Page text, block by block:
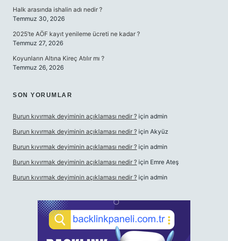
Halk arasında ishalin adı nedir ?
Temmuz 30, 2026
2025’te AÖF kayıt yenileme ücreti ne kadar ?
Temmuz 27, 2026
Koyunların Altına Kireç Atılır mı ?
Temmuz 26, 2026
SON YORUMLAR
Burun kıvırmak deyiminin açıklaması nedir ? için admin
Burun kıvırmak deyiminin açıklaması nedir ? için Akyüz
Burun kıvırmak deyiminin açıklaması nedir ? için admin
Burun kıvırmak deyiminin açıklaması nedir ? için Emre Ateş
Burun kıvırmak deyiminin açıklaması nedir ? için admin